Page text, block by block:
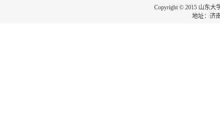
Copyright © 2015 山东大
地址：济